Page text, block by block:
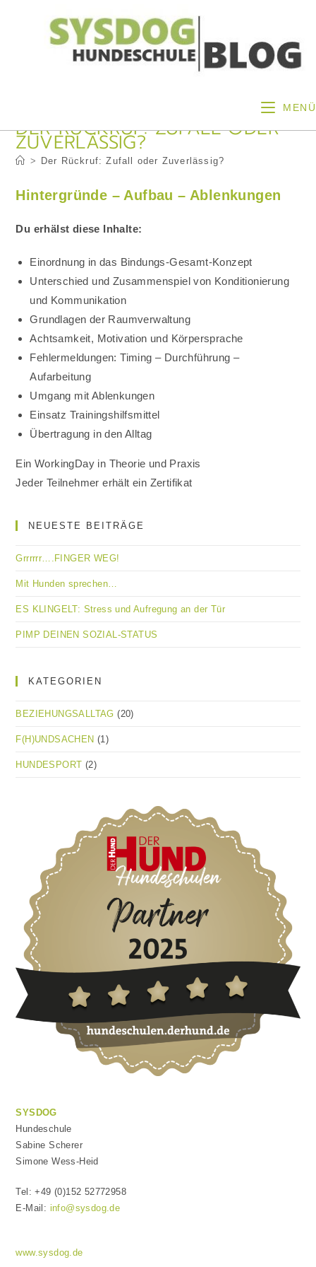
MENÜ
DER RÜCKRUF: ZUFALL ODER
ZUVERLÄSSIG?
> Der Rückruf: Zufall oder Zuverlässig?
Hintergründe – Aufbau – Ablenkungen
Du erhälst diese Inhalte:
Einordnung in das Bindungs-Gesamt-Konzept
Unterschied und Zusammenspiel von Konditionierung
und Kommunikation
Grundlagen der Raumverwaltung
Achtsamkeit, Motivation und Körpersprache
Fehlermeldungen: Timing – Durchführung –
Aufarbeitung
Umgang mit Ablenkungen
Einsatz Trainingshilfsmittel
Übertragung in den Alltag
Ein WorkingDay in Theorie und Praxis
Jeder Teilnehmer erhält ein Zertifikat
NEUESTE BEITRÄGE
Grrrrrr….FINGER WEG!
Mit Hunden sprechen…
ES KLINGELT: Stress und Aufregung an der Tür
PIMP DEINEN SOZIAL-STATUS
KATEGORIEN
BEZIEHUNGSALLTAG (20)
F(H)UNDSACHEN (1)
HUNDESPORT (2)
SYSDOG
Hundeschule
Sabine Scherer
Simone Wess-Heid
Tel: +49 (0)152 52772958
E-Mail: info@sysdog.de
www.sysdog.de